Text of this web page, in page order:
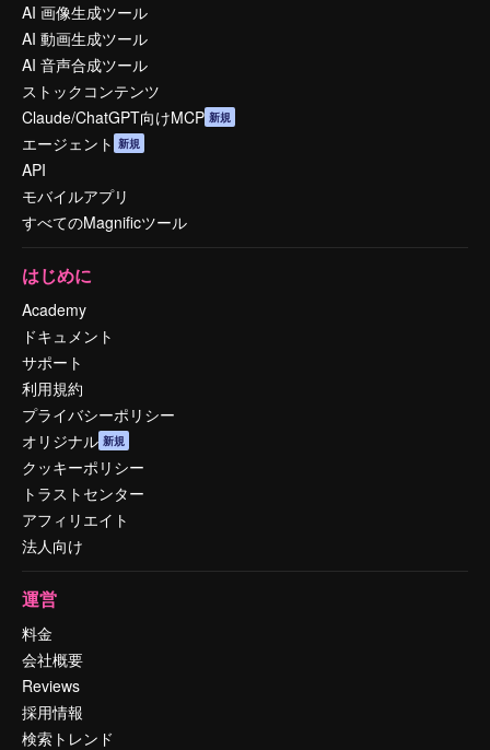
AI 画像生成ツール
AI 動画生成ツール
AI 音声合成ツール
ストックコンテンツ
Claude/ChatGPT向けMCP 新規
エージェント 新規
API
モバイルアプリ
すべてのMagnificツール
はじめに
Academy
ドキュメント
サポート
利用規約
プライバシーポリシー
オリジナル 新規
クッキーポリシー
トラストセンター
アフィリエイト
法人向け
運営
料金
会社概要
Reviews
採用情報
検索トレンド